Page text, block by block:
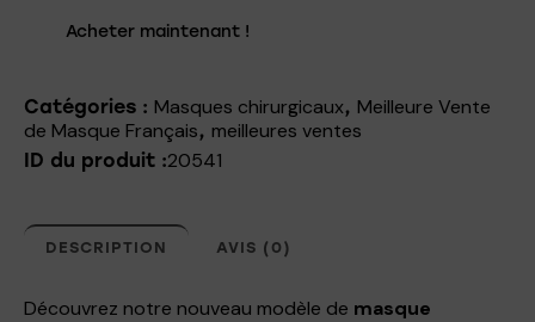
Acheter maintenant !
Catégories : Masques chirurgicaux, Meilleure Vente
de Masque Français, meilleures ventes
ID du produit :20541
DESCRIPTION AVIS (0)
Découvrez notre nouveau modèle de masque